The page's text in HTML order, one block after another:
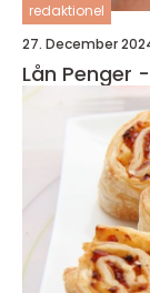
redaktionel
27. December
Lån Penger